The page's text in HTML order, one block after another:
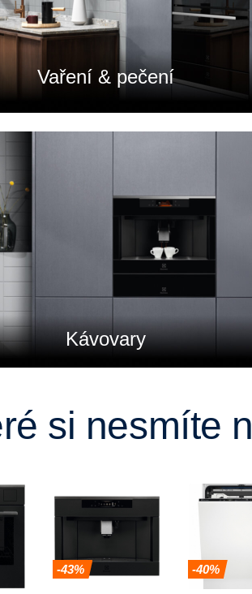
Vaření & pečení
Kávovary
si nesmíte